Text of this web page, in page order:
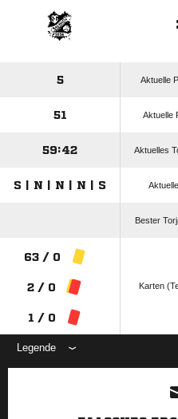
5 Aktuelle
51 Aktuelle
59:42 Aktuelles
S | N | N | N | S
Bester
63 / 0
2 / 0
1 / 0
Karten
Legende